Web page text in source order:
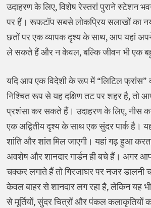
उदाहरण के लिए, विशेष रेस्तरां पुराने स्टेशन
पर हैं। रूफटॉप सबसे लोकप्रिय सलाखों का
छतों पर एक व्यापक दृश्य के साथ, आप यहां
ले सकते हैं और न केवल, बल्कि जीवन भी एक
यदि आप एक विदेशी के रूप में “लिटिल
निश्चित रूप से यह दक्षिण तट पर शहर है, तो
प्रशंसा कर सकते हैं। उदाहरण के लिए, नीस
एक अद्वितीय दृश्य के साथ एक सुंदर पार्क है।
शांति और शांत मिल जाएगी। यहां गढ़ हुआ
अवशेष और शानदार गार्डन ही बचे हैं। अगर
चक्कर लगाते हैं तो गिरजाघर पर नजर डालनी
केवल बाहर से शानदार लग रहा है, लेकिन यह
से मूर्तियों, सुंदर चित्रों और पंकल कलाकृतियों